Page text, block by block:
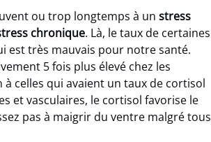
ou trop longtemps à un stress
chronique. Là, le taux de certaines
est très mauvais pour notre santé.
5 fois plus élevé chez les
celles qui avaient un taux de cortisol
et vasculaires, le cortisol favorise le
pas à maigrir du ventre malgré tous